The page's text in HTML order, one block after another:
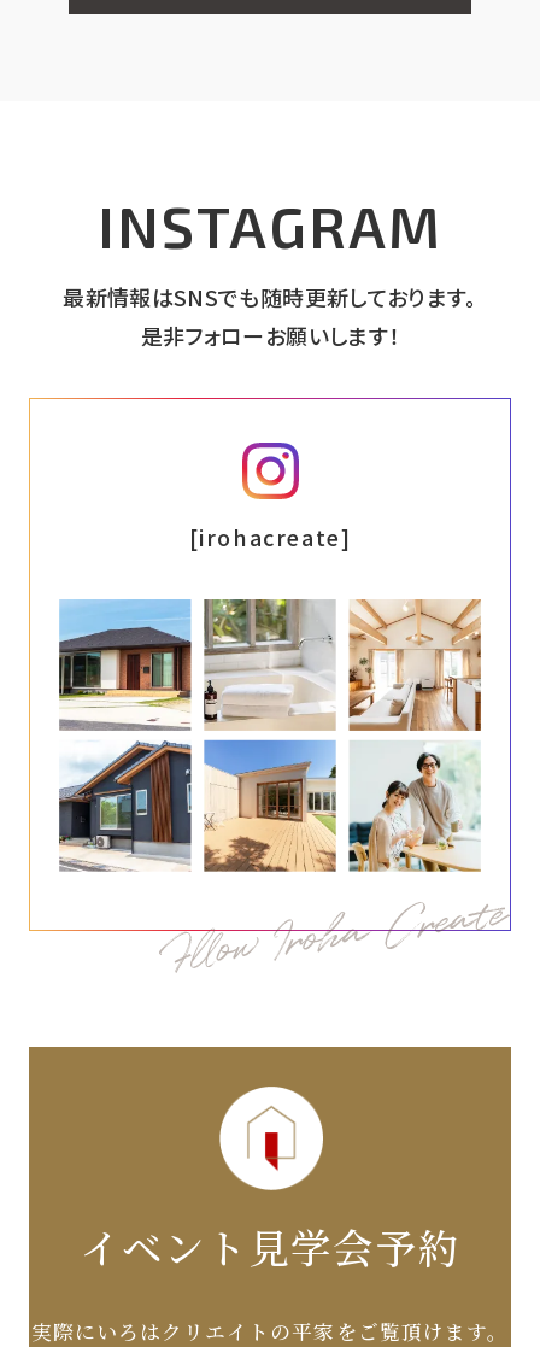
INSTAGRAM
最新情報はSNSでも随時更新しております。
是非フォローお願いします！
[irohacreate]
イベント見学会予約
実際にいろはクリエイトの平家をご覧頂けます。